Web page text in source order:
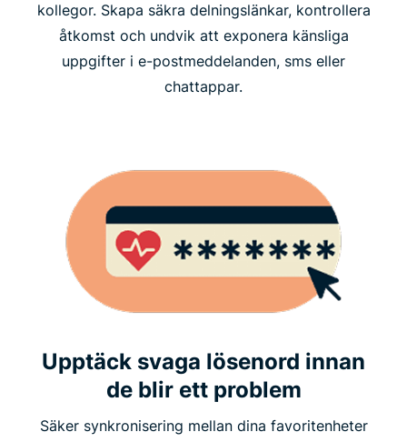
kollegor. Skapa säkra delningslänkar, kontrollera
åtkomst och undvik att exponera känsliga
uppgifter i e-postmeddelanden, sms eller
chattappar.
Upptäck svaga lösenord innan
de blir ett problem
Säker synkronisering mellan dina favoritenheter